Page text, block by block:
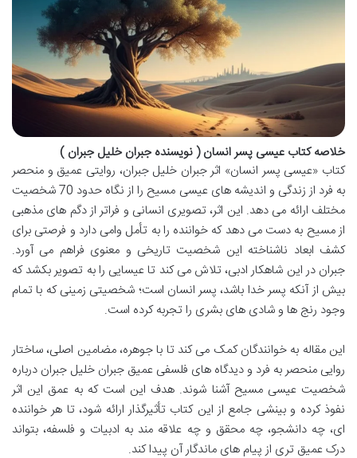
خلاصه کتاب عیسی پسر انسان ( نویسنده جبران خلیل جبران )
کتاب «عیسی پسر انسان» اثر جبران خلیل جبران، روایتی عمیق و منحصر
به فرد از زندگی و اندیشه های عیسی مسیح را از نگاه حدود 70 شخصیت
مختلف ارائه می دهد. این اثر، تصویری انسانی و فراتر از دگم های مذهبی
از مسیح به دست می دهد که خواننده را به تأمل وامی دارد و فرصتی برای
کشف ابعاد ناشناخته این شخصیت تاریخی و معنوی فراهم می آورد.
جبران در این شاهکار ادبی، تلاش می کند تا عیسایی را به تصویر بکشد که
بیش از آنکه پسر خدا باشد، پسر انسان است؛ شخصیتی زمینی که با تمام
وجود رنج ها و شادی های بشری را تجربه کرده است.
این مقاله به خوانندگان کمک می کند تا با جوهره، مضامین اصلی، ساختار
روایی منحصر به فرد و دیدگاه های فلسفی عمیق جبران خلیل جبران درباره
شخصیت عیسی مسیح آشنا شوند. هدف این است که به عمق این اثر
نفوذ کرده و بینشی جامع از این کتاب تأثیرگذار ارائه شود، تا هر خواننده
ای، چه دانشجو، چه محقق و چه علاقه مند به ادبیات و فلسفه، بتواند
درک عمیق تری از پیام های ماندگار آن پیدا کند.